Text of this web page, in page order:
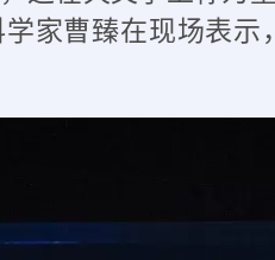
家曹臻在现场表